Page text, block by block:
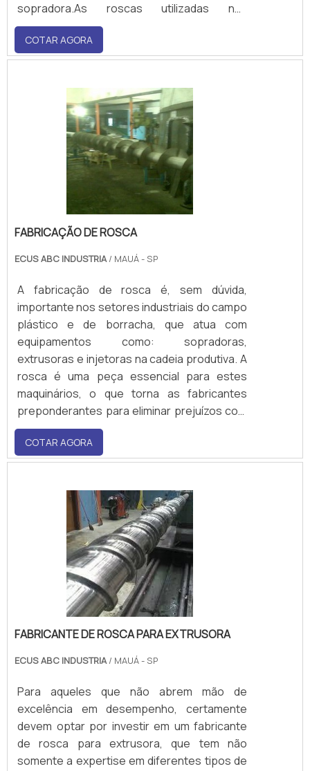
sopradora.As roscas utilizadas nas
sopradoras são fundamentais no processo,
e podem auxiliar a máquina no encaixe da
peça a ser trabalhada, na matriz. É
desempenho, pois é uma peça fund.
COTAR AGORA
FABRICAÇÃO DE ROSCA
ECUS ABC INDUSTRIA/ MAUÁ - SP
A fabricação de rosca é, sem dúvida,
importante nos setores industriais do campo
plástico e de borracha, que atua com
equipamentos como: sopradoras,
extrusoras e injetoras na cadeia produtiva. A
rosca é uma peça essencial para estes
maquinários, o que torna as fabricantes
preponderantes para eliminar prejuízos com
a perda de produtividade, pois é por meio
delas que as empresas garantem peças
adequadas para o funcionamento eficiente
produto Investir na fab.
COTAR AGORA
FABRICANTE DE ROSCA PARA EXTRUSORA
ECUS ABC INDUSTRIA/ MAUÁ - SP
Para aqueles que não abrem mão de
excelência em desempenho, certamente
devem optar por investir em um fabricante
de rosca para extrusora, que tem não
somente a expertise em diferentes tipos de